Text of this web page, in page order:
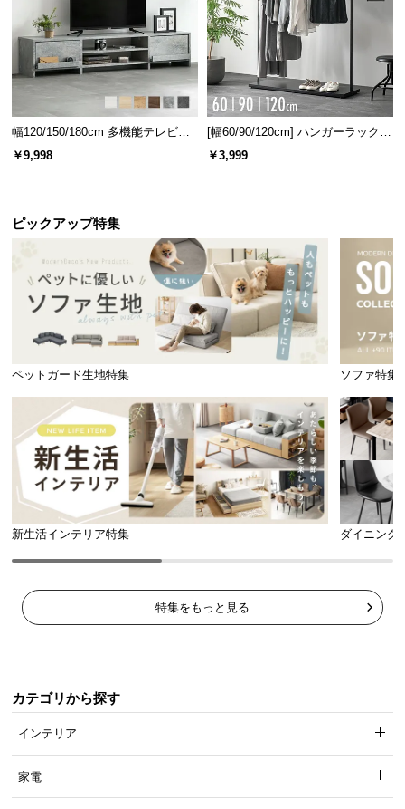
（対角）
（別の対角）
便利なリモコン式操作
立ち上がることなく操作のできるリモコン式。ソフ
ァなどでくつろいだまま遠隔操作することができま
す。
幅120/150/180cm 多機能テレビボ
ード 木目/石目調 オープン収納・
引き出し収納付き
￥9,998
[幅60/90/120cm] ハンガーラック
スチール 4段階高さ調節 サイドフ
ック オープンラック シンプル
￥3,999
ピックアップ特集
ペットガード生地特集 ソファ特集
新生活インテリア特集 ダイニング
特集をもっと見る
カテゴリから探す
インテリア
家電